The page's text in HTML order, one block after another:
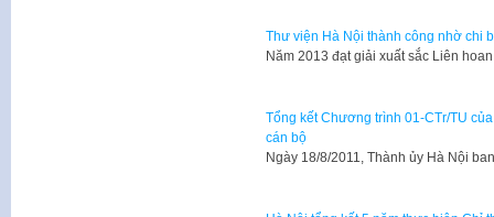
Thư viện Hà Nội thành công nhờ chi
Năm 2013 đạt giải xuất sắc Liên
Tổng kết Chương trình 01-CTr/TU
cán bộ
Ngày 18/8/2011, Thành ủy Hà Nội